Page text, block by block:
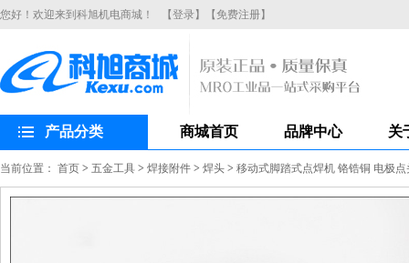
您好！欢迎来到科旭机电商城！ 【登录】 【免费注册】
产品分类 商城首页 品牌中心 关
当前位置： 首页 > 五金工具 > 焊接附件 > 焊头 > 移动式脚踏式点焊机 铬锆铜 电极